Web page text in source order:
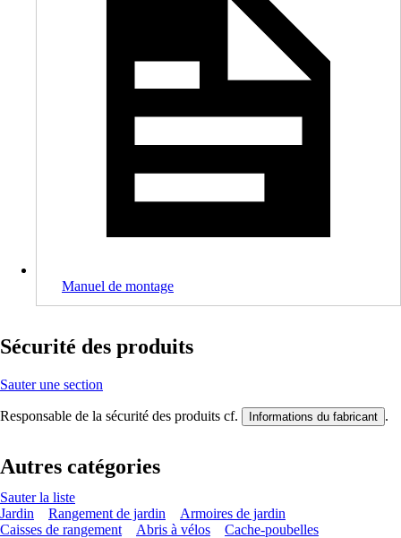
Manuel de montage
Sécurité des produits
Sauter une section
Responsable de la sécurité des produits cf. Informations du fabricant .
Autres catégories
Sauter la liste
Jardin
Rangement de jardin
Armoires de jardin
Caisses de rangement
Abris à vélos Cache-poubelles